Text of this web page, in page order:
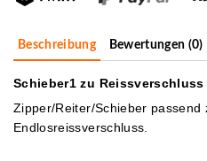
Beschreibung Bewertungen (0)
Schieber1 zu
Zipper/Reiter/Schieber passend
Endlosreissverschluss.